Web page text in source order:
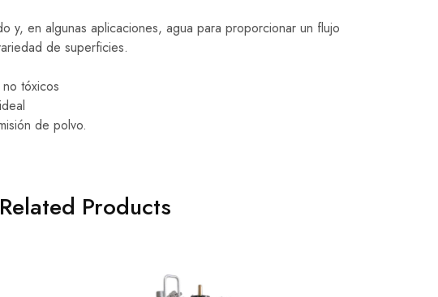
y, en algunas aplicaciones, agua para proporcionar un flujo
de superficies.
tóxicos
de polvo.
Related Products